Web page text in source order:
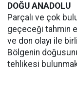
DOĞU ANADOLU
Parçalı ve çok
geçeceği tahmin
ve don olayı ile
Bölgenin
tehlikesi